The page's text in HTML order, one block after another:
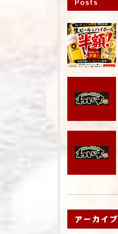
Posts
アーカイブ